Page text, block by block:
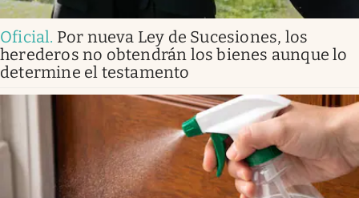
Oficial. Por nueva Ley de Sucesiones, los
herederos no obtendrán los bienes aunque lo
determine el testamento